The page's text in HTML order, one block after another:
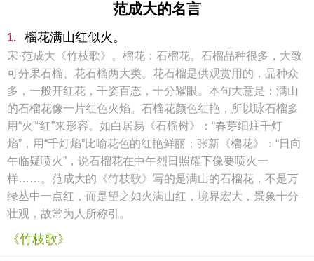
范成大的名言
1. 榴花满山红似火。
宋·范成大《竹枝歌》。榴花：石榴花。石榴品种很多，大致
可分果石榴、花石榴两大类。花石榴是供观赏用的，品种众
多，一般开红花，千姿百态，十分耀眼。本句大意是：满山
的石榴花像一片红色火焰。石榴花颜色红艳，所以咏石榴多
用“火”“红”来形容。如白居易《石榴树》：“春芽细炷千灯
焰”，用“千灯焰”比喻花色的红艳鲜丽；张新《榴花》：“日向
午临疑喷火”，说石榴花在中午烈日照耀下像要喷火一
样……。范成大的《竹枝歌》写的是满山的石榴花，不是万
绿丛中一点红，而是望之如火满山红，境界宏大，景象十分
壮观，故常为人所称引。
《竹枝歌》